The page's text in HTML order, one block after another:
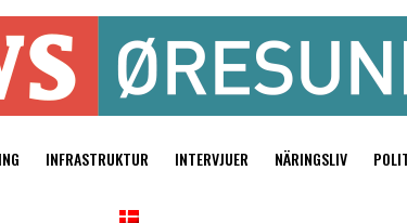
INFRASTRUKTUR INTERVJUER NÄRINGSLIV